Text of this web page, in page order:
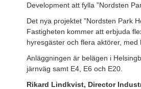
Development att fylla ”Nordsten
Det nya projektet ”Nordsten Park
Fastigheten kommer att erbjuda
hyresgäster och flera aktörer, med
Anläggningen är belägen i
järnväg samt E4, E6 och E20.
Rikard Lindkvist, Director